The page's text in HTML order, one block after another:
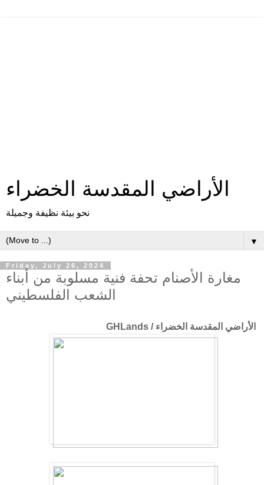
الأراضي المقدسة الخضراء
نحو بيئة نظيفة وجميلة
▼
Friday, July 26, 2024
مغارة الأصنام تحفة فنية مسلوبة من أبناء
الشعب الفلسطيني
الأراضي المقدسة الخضراء / GHLands